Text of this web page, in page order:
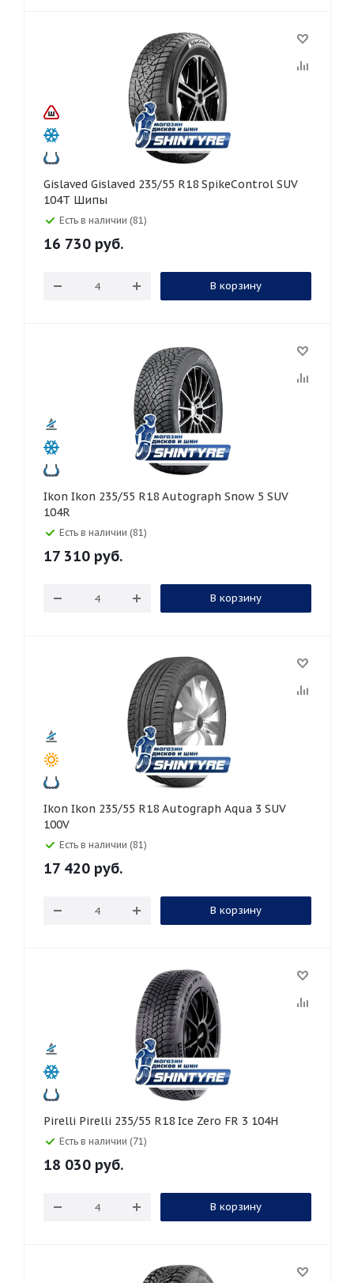
Gislaved Gislaved 235/55 R18 SpikeControl SUV
104T Шипы
Есть в наличии (81)
16 730 руб.
В корзину
Ikon Ikon 235/55 R18 Autograph Snow 5 SUV
104R
Есть в наличии (81)
17 310 руб.
В корзину
Ikon Ikon 235/55 R18 Autograph Aqua 3 SUV
100V
Есть в наличии (81)
17 420 руб.
В корзину
Pirelli Pirelli 235/55 R18 Ice Zero FR 3 104H
Есть в наличии (71)
18 030 руб.
В корзину